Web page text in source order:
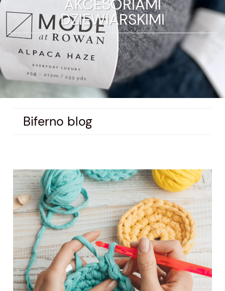
AKCESORIAMI
DZIEWIARSKIMI
Biferno blog